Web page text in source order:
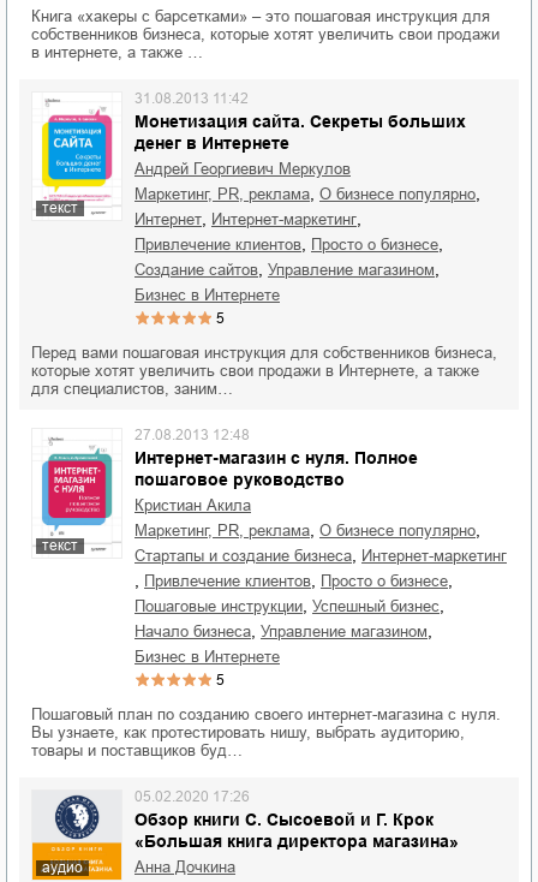
Книга «хакеры с барсетками» – это пошаговая инструкция для
собственников бизнеса, которые хотят увеличить свои продажи
в интернете, а также …
текст
Монетизация сайта. Секреты больших
денег в Интернете
31.08.2013 11:42
Андрей Георгиевич Меркулов
маркетинг, PR, реклама
о бизнесе популярно
интернет интернет-маркетинг
привлечение клиентов просто о бизнесе
создание сайтов управление магазином
бизнес в Интернете
5
Перед вами пошаговая инструкция для собственников бизнеса,
которые хотят увеличить свои продажи в Интернете, а также
для специалистов, заним…
текст
Интернет-магазин с нуля. Полное
пошаговое руководство
27.08.2013 12:48
Кристиан Акила
маркетинг, PR, реклама
о бизнесе популярно
стартапы и создание бизнеса интернет-маркетинг
привлечение клиентов просто о бизнесе
пошаговые инструкции успешный бизнес
начало бизнеса управление магазином
бизнес в Интернете
5
Пошаговый план по созданию своего интернет-магазина с нуля.
Вы узнаете, как протестировать нишу, выбрать аудиторию,
товары и поставщиков буд…
аудио
Обзор книги С. Сысоевой и Г. Крок
«Большая книга директора магазина»
05.02.2020 17:26
Анна Дочкина